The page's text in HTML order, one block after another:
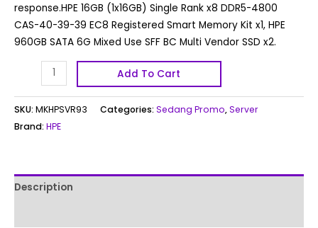
response.HPE 16GB (1x16GB) Single Rank x8 DDR5-4800
CAS-40-39-39 EC8 Registered Smart Memory Kit x1, HPE
960GB SATA 6G Mixed Use SFF BC Multi Vendor SSD x2.
Add To Cart
SKU: MKHPSVR93 Categories: Sedang Promo,Server
Brand: HPE
Description